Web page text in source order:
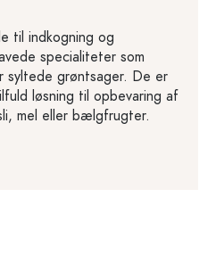
til indkogning og
specialiteter som
syltede grøntsager. De er
løsning til opbevaring af
mel eller bælgfrugter.